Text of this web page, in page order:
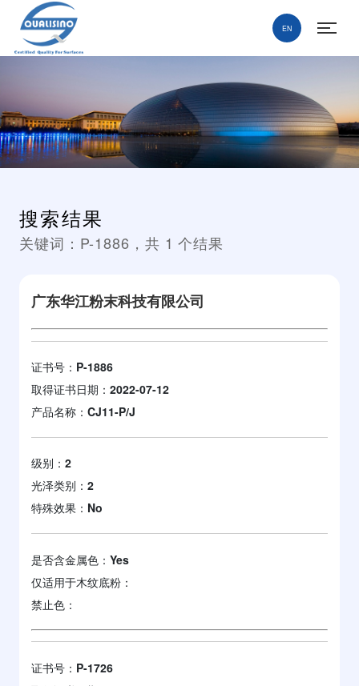
EN
搜索结果
关键词： P-1886 ，共 1 个结果
广东华江粉末科技有限公司
证书号： P-1886
取得证书日期： 2022-07-12
产品名称： CJ11-P/J
级别： 2
光泽类别： 2
特殊效果： No
是否含金属色： Yes
仅适用于木纹底粉：
禁止色：
证书号： P-1726